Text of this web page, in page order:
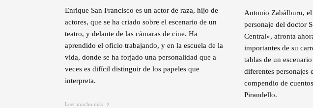
Enrique San Francisco es un actor de raza, hijo de
actores, que se ha criado sobre el escenario de un
teatro, y delante de las cámaras de cine. Ha
aprendido el oficio trabajando, y en la escuela de la
vida, donde se ha forjado una personalidad que a
veces es difícil distinguir de los papeles que
interpreta.
Leer mucho más
Antonio Zabálburu,
personaje del doctor
Central», afronta
importantes de su
tablas de un
diferentes personajes
compendio de
Pirandello.